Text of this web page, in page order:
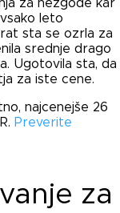
za nezgode kar
leto
sta se ozrla za
srednje drago
Ugotovila sta, da
za iste cene.
najcenejše 26
Preverite
za